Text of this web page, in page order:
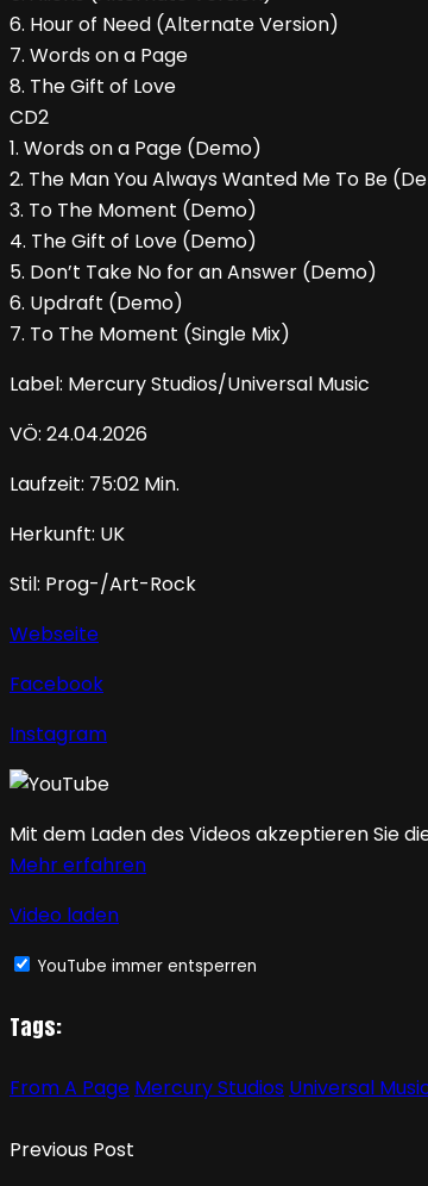
6. Hour of Need (Alternate Version)
7. Words on a Page
8. The Gift of Love
CD2
1. Words on a Page (Demo)
2. The Man You Always Wanted Me To Be
3. To The Moment (Demo)
4. The Gift of Love (Demo)
5. Don’t Take No for an Answer (Demo)
6. Updraft (Demo)
7. To The Moment (Single Mix)
Label: Mercury Studios/Universal Music
VÖ: 24.04.2026
Laufzeit: 75:02 Min.
Herkunft: UK
Stil: Prog-/Art-Rock
Webseite
Facebook
Instagram
Mit dem Laden des Videos akzeptieren Sie
Mehr erfahren
Video laden
YouTube immer entsperren
Tags:
From A Page Mercury Studios Universal
Previous Post